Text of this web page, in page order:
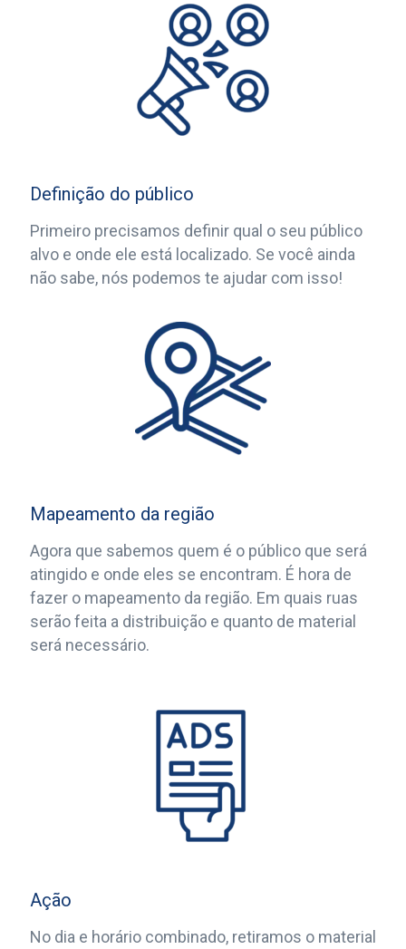
Definição do público
Primeiro precisamos definir qual o seu público
alvo e onde ele está localizado. Se você ainda
não sabe, nós podemos te ajudar com isso!
Mapeamento da região
Agora que sabemos quem é o público que será
atingido e onde eles se encontram. É hora de
fazer o mapeamento da região. Em quais ruas
serão feita a distribuição e quanto de material
será necessário.
Ação
No dia e horário combinado, retiramos o material